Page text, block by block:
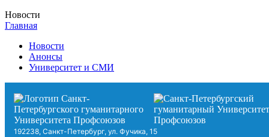
Новости
Главная
Новости
Анонсы
Университет и СМИ
192238, Санкт-Петербург, ул. Фучика, 15